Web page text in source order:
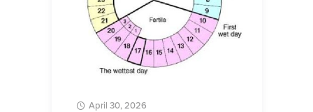
April 30, 2026